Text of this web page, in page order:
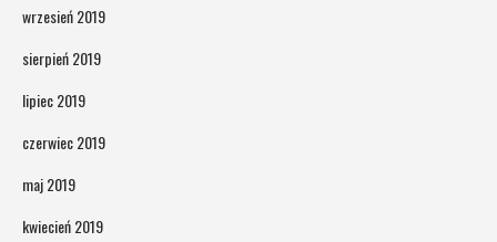
wrzesień 2019
sierpień 2019
lipiec 2019
czerwiec 2019
maj 2019
kwiecień 2019